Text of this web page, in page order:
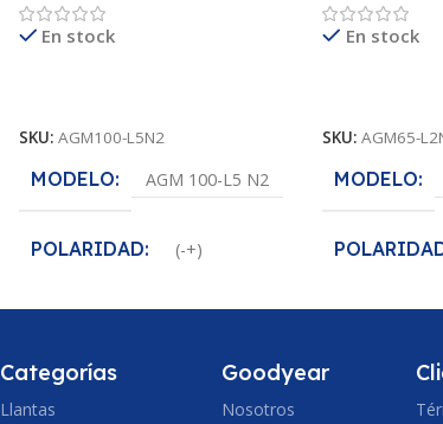
En stock
SKU: AGM100-L5N2
MODELO AGM 100-L5 N2
POLARIDAD (-+)
CCA
En stock
SKU:AGM65-
MODELO
Categorías
Llantas
Goodyear
Nosotros